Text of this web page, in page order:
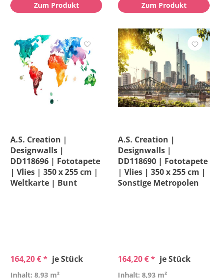
Versandkostenfrei
Zum Produkt Zum Produkt
A.S. Creation |
Designwalls |
DD118696 | Fototapete
| Vlies | 350 x 255 cm |
Weltkarte | Bunt
164,20 € * je Stück
Inhalt: 8,93 m²
A.S. Creation |
Designwalls |
DD118690 | Fototapete
| Vlies | 350 x 255 cm |
Sonstige Metropolen
164,20 € * je Stück
Inhalt: 8,93 m²